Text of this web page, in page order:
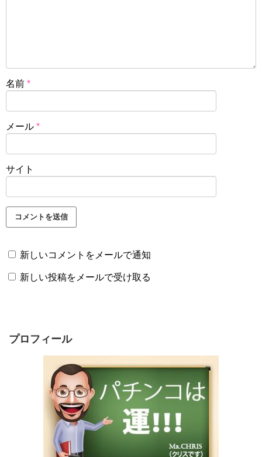
名前 *
メール *
サイト
新しいコメントをメールで通知
新しい投稿をメールで受け取る
プロフィール